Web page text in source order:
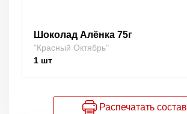
Шоколад Алёнка 75г
"Красный Октябрь"
1 шт
Распечатать состав